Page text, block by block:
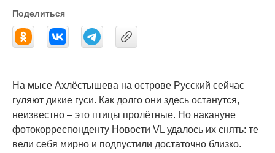
Поделиться
На мысе Ахлёстышева на острове Русский сейчас
гуляют дикие гуси. Как долго они здесь останутся,
неизвестно – это птицы пролётные. Но накануне
фотокорреспонденту Новости VL удалось их снять: те
вели себя мирно и подпустили достаточно близко.